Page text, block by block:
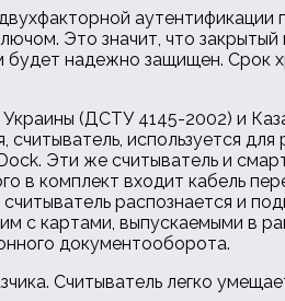
аутентификации
Это значит, что закрытый
будет надежно защищен. Срок
Украины (ДСТУ 4145-2002) и
используется для
Эти же считыватель и
в комплект входит кабель
распознается и
с картами, выпускаемыми в
документооборота.
Считыватель легко